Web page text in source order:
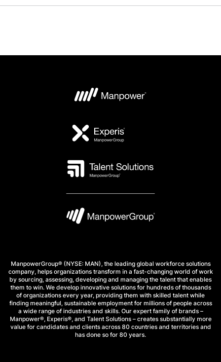
ManpowerGroup® (NYSE: MAN), the leading global workforce solutions
company, helps organizations transform in a fast-changing world of work
by sourcing, assessing, developing and managing the talent that enables
them to win. We develop innovative solutions for hundreds of thousands
of organizations every year, providing them with skilled talent while
finding meaningful, sustainable employment for millions of people across
a wide range of industries and skills. Our expert family of brands –
Manpower®, Experis®, and Talent Solutions – creates substantially more
value for candidates and clients across 80 countries and territories and
has done so for 80 years.